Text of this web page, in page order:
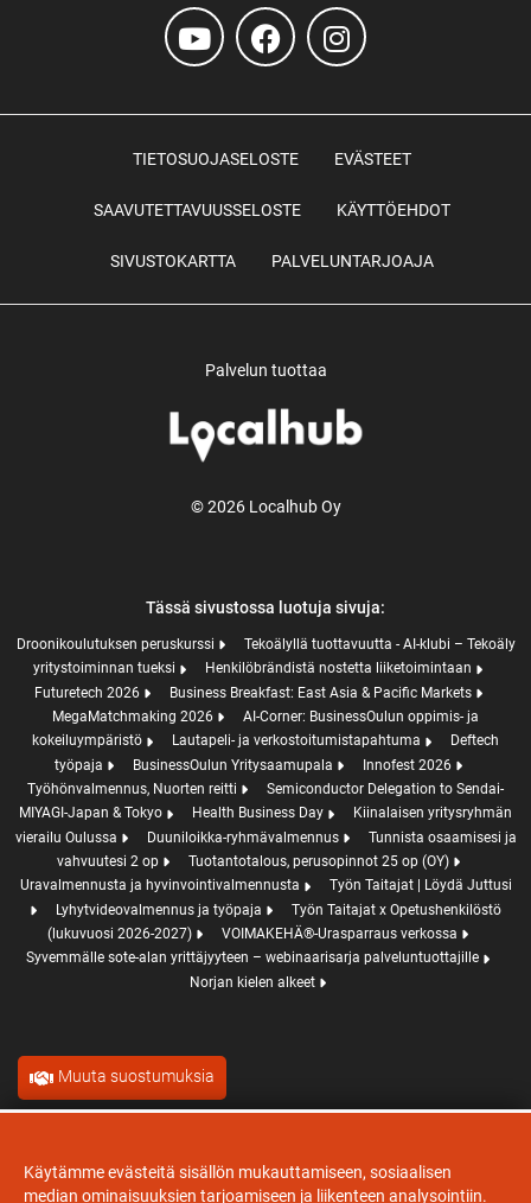
TIETOSUOJASELOSTE EVÄSTEET
SAAVUTETTAVUUSSELOSTE KÄYTTÖEHDOT
SIVUSTOKARTTA PALVELUNTARJOAJA
Palvelun tuottaa
© 2026 Localhub Oy
Tässä sivustossa luotuja sivuja:
Droonikoulutuksen peruskurssi
Tekoälyllä tuottavuutta - AI-klubi – Tekoäly
yritystoiminnan tueksi
Henkilöbrändistä nostetta liiketoimintaan
Futuretech 2026
Business Breakfast: East Asia & Pacific Markets
MegaMatchmaking 2026
AI-Corner: BusinessOulun oppimis- ja
kokeiluympäristö
Lautapeli- ja verkostoitumistapahtuma
Deftech
työpaja
BusinessOulun Yritysaamupala
Innofest 2026
Työhönvalmennus, Nuorten reitti
Semiconductor Delegation to Sendai-
MIYAGI-Japan & Tokyo
Health Business Day
Kiinalaisen yritysryhmän
vierailu Oulussa
Duuniloikka-ryhmävalmennus
Tunnista osaamisesi ja
vahvuutesi 2 op
Tuotantotalous, perusopinnot 25 op (OY)
Uravalmennusta ja hyvinvointivalmennusta
Työn Taitajat | Löydä Juttusi
Lyhytvideovalmennus ja työpaja
Työn Taitajat x Opetushenkilöstö
(lukuvuosi 2026-2027)
VOIMAKEHÄ®-Urasparraus verkossa
Syvemmälle sote-alan yrittäjyyteen – webinaarisarja palveluntuottajille
Norjan kielen alkeet
Muuta suostumuksia
Evästeet
Käytämme evästeitä sisällön mukauttamiseen, sosiaalisen
median ominaisuuksien tarjoamiseen ja liikenteen analysointiin.